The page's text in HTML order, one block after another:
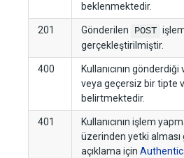
beklenmektedir.
201 Gönderilen POST
gerçekleştirilmiştir.
400
Kullanıcının
veya geçersiz bir tipte
belirtmektedir.
401
Kullanıcının işlem
üzerinden yetki
açıklama için